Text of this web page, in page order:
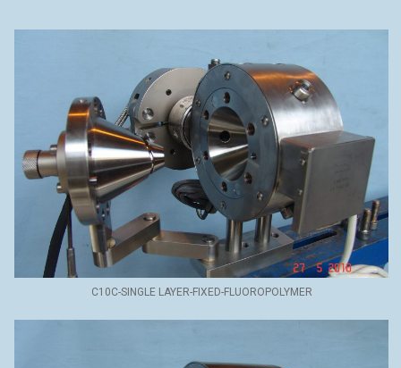
C10C-SINGLE LAYER-FIXED-FLUOROPOLYMER